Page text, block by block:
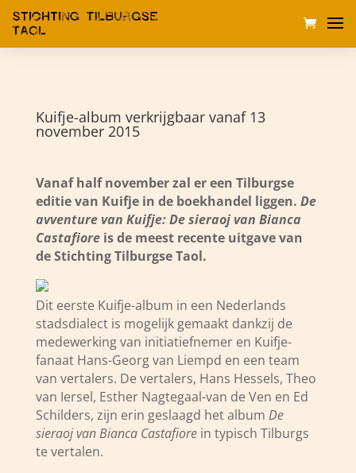
Kuifje-album verkrijgbaar vanaf 13
november 2015
Vanaf half november zal er een Tilburgse
editie van Kuifje in de boekhandel liggen. De
avventure van Kuifje: De sieraoj van Bianca
Castafioreis de meest recente uitgave van
de Stichting Tilburgse Taol.
Dit eerste Kuifje-album in een Nederlands
stadsdialect is mogelijk gemaakt dankzij de
medewerking van initiatiefnemer en Kuifje-
fanaat Hans-Georg van Liempd en een team
van vertalers. De vertalers, Hans Hessels, Theo
van Iersel, Esther Nagtegaal-van de Ven en Ed
Schilders, zijn erin geslaagd het album De
sieraoj van Bianca Castafiore in typisch Tilburgs
te vertalen.